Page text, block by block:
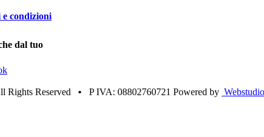
condizioni
dal tuo
Rights Reserved • P IVA: 08802760721 Powered by